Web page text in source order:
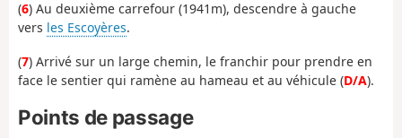
(6) Au deuxième carrefour (1941m), descendre à gauche
vers les Escoyères.
(7) Arrivé sur un large chemin, le franchir pour prendre en
face le sentier qui ramène au hameau et au véhicule (D/A).
Points de passage